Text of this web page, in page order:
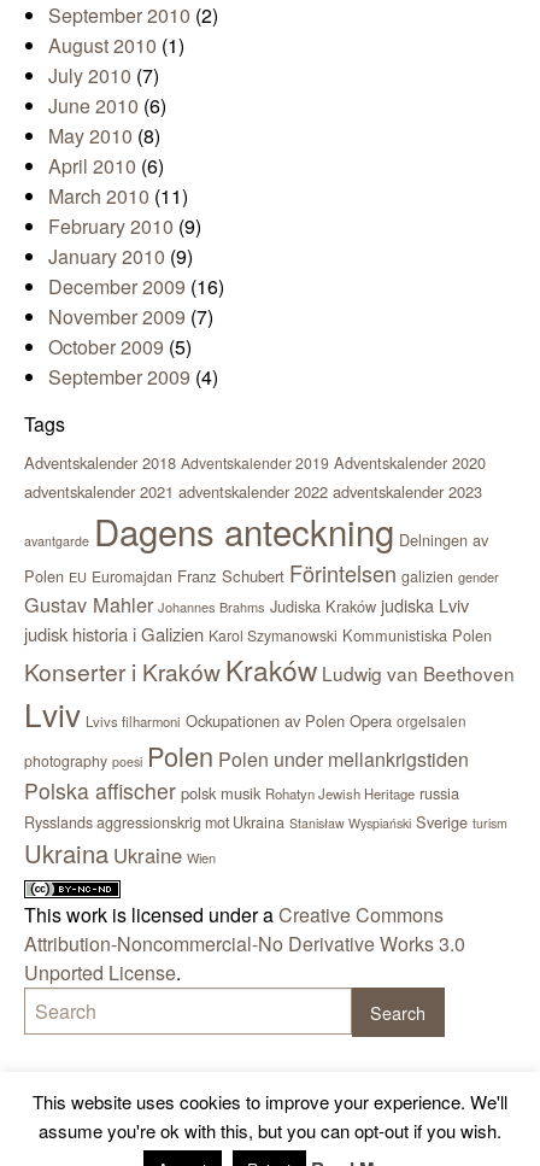
September 2010 (2)
August 2010 (1)
July 2010 (7)
June 2010 (6)
May 2010 (8)
April 2010 (6)
March 2010 (11)
February 2010 (9)
January 2010 (9)
December 2009 (16)
November 2009 (7)
October 2009 (5)
September 2009 (4)
Tags
Adventskalender 2018 Adventskalender 2019 Adventskalender 2020
adventskalender 2021 adventskalender 2022 adventskalender 2023
avantgarde Dagens anteckning Delningen av
Polen EU Euromajdan Franz Schubert Förintelsen galizien gender
Gustav Mahler Johannes Brahms Judiska Kraków judiska Lviv
judisk historia i Galizien Karol Szymanowski Kommunistiska Polen
Konserter i KrakówKraków Ludwig van Beethoven
Lviv Lvivs filharmoni Ockupationen av Polen Opera orgelsalen
photography poesi Polen Polen under mellankrigstiden
Polska affischer polsk musik Rohatyn Jewish Heritage russia
Rysslands aggressionskrig mot Ukraina Stanisław Wyspiański Sverige turism
Ukraina Ukraine Wien
This work is licensed under aCreative Commons
Attribution-Noncommercial-No Derivative Works 3.0
Unported License.
This website uses cookies to improve your experience. We'll
assume you're ok with this, but you can opt-out if you wish.